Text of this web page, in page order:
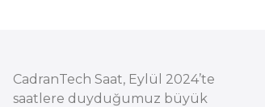
CadranTech Saat, Eylül 2024’te
saatlere duyduğumuz büyük